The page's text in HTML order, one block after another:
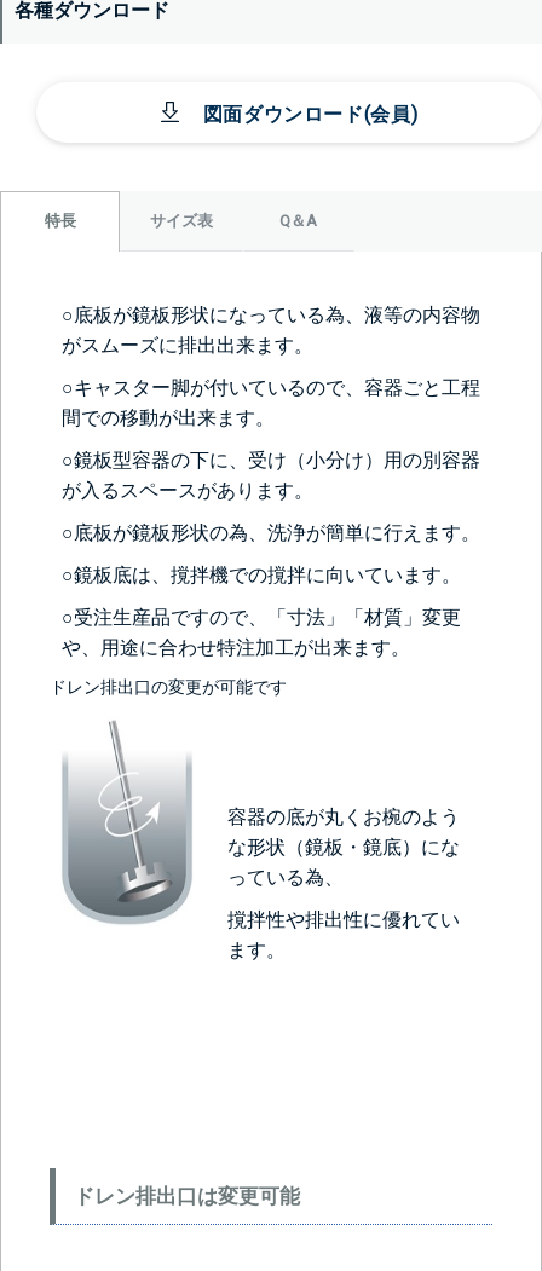
各種ダウンロード
図面ダウンロード(会員)
特長 サイズ表 Q＆A
○底板が鏡板形状になっている為、液等の内容物
がスムーズに排出出来ます。
○キャスター脚が付いているので、容器ごと工程
間での移動が出来ます。
○鏡板型容器の下に、受け（小分け）用の別容器
が入るスペースがあります。
○底板が鏡板形状の為、洗浄が簡単に行えます。
○鏡板底は、撹拌機での撹拌に向いています。
○受注生産品ですので、「寸法」「材質」変更
や、用途に合わせ特注加工が出来ます。
ドレン排出口の変更が可能です
容器の底が丸くお椀のよう
な形状（鏡板・鏡底）にな
っている為、
撹拌性や排出性に優れてい
ます。
ドレン排出口は変更可能